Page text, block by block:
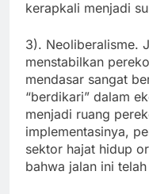
kerapkali menjadi
3). Neoliberalisme.
menstabilkan
mendasar sangat
“berdikari” dalam
menjadi ruang
implementasinya,
sektor hajat hidup
bahwa jalan ini